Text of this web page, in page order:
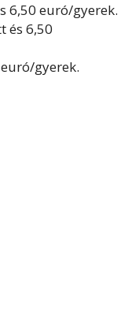
6,50 euró/gyerek.
és 6,50
gyerek.